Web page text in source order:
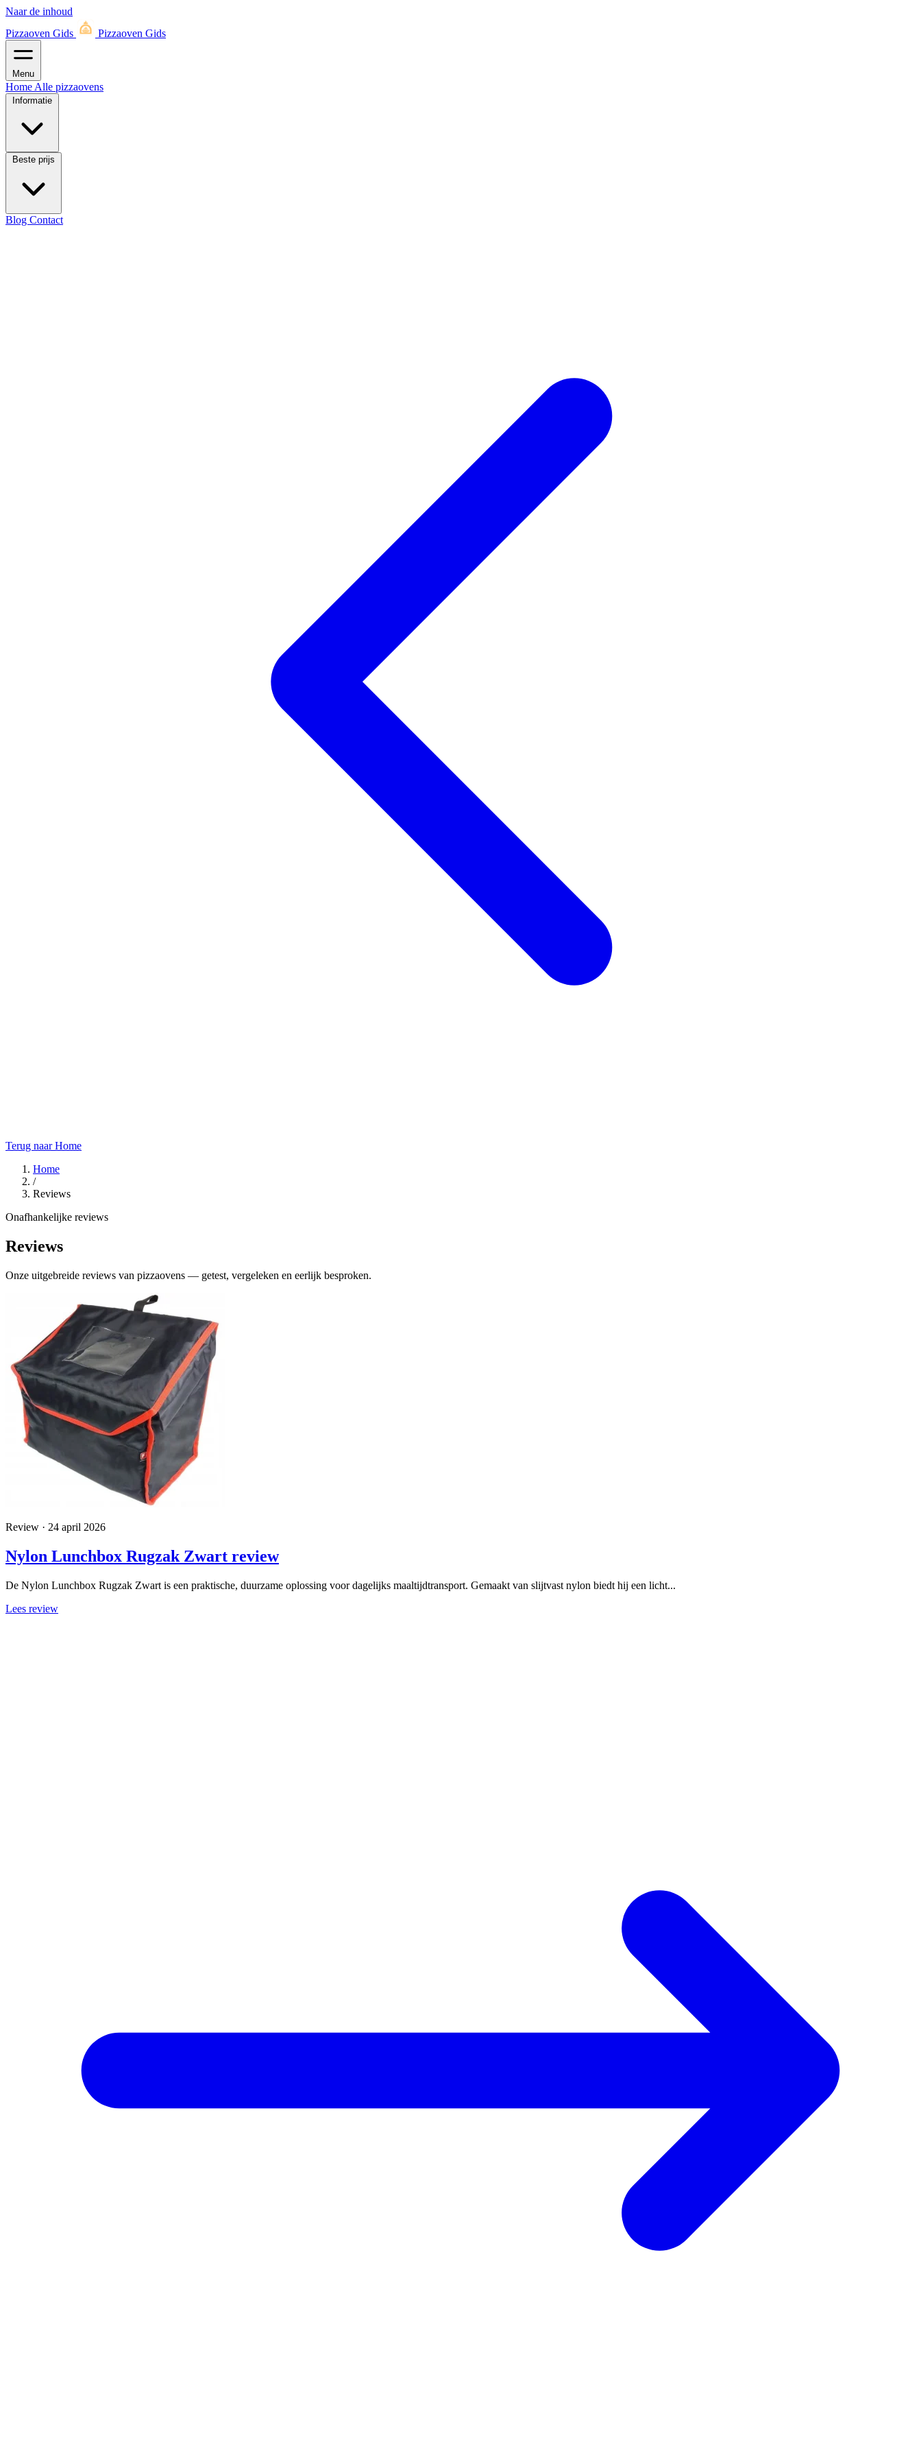
Naar de inhoud
Pizzaoven Gids
Pizzaoven Gids
Menu
Home Alle pizzaovens
Informatie
Beste prijs
Blog Contact
Terug naar Home
Home
/
Reviews
Onafhankelijke reviews
Reviews
Onze uitgebreide reviews van pizzaovens — getest, vergeleken en eerlijk besproken.
Review · 24 april 2026
Nylon Lunchbox Rugzak Zwart review
De Nylon Lunchbox Rugzak Zwart is een praktische, duurzame oplossing voor dagelijks maaltijdtransport. Gemaakt van slijtvast nylon biedt hij een licht...
Lees review